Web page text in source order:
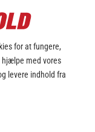
stod
på
og
Efter en
dog
et par
der
for at fungere,
hjælpe med vores
levere indhold fra